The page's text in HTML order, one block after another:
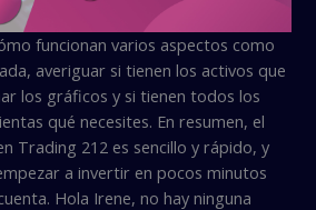
funcionan varios aspectos como
averiguar si tienen los activos que
los gráficos y si tienen todos los
qué necesites. En resumen, el
Trading 212 es sencillo y rápido, y
a invertir en pocos minutos
Hola Irene, no hay ninguna